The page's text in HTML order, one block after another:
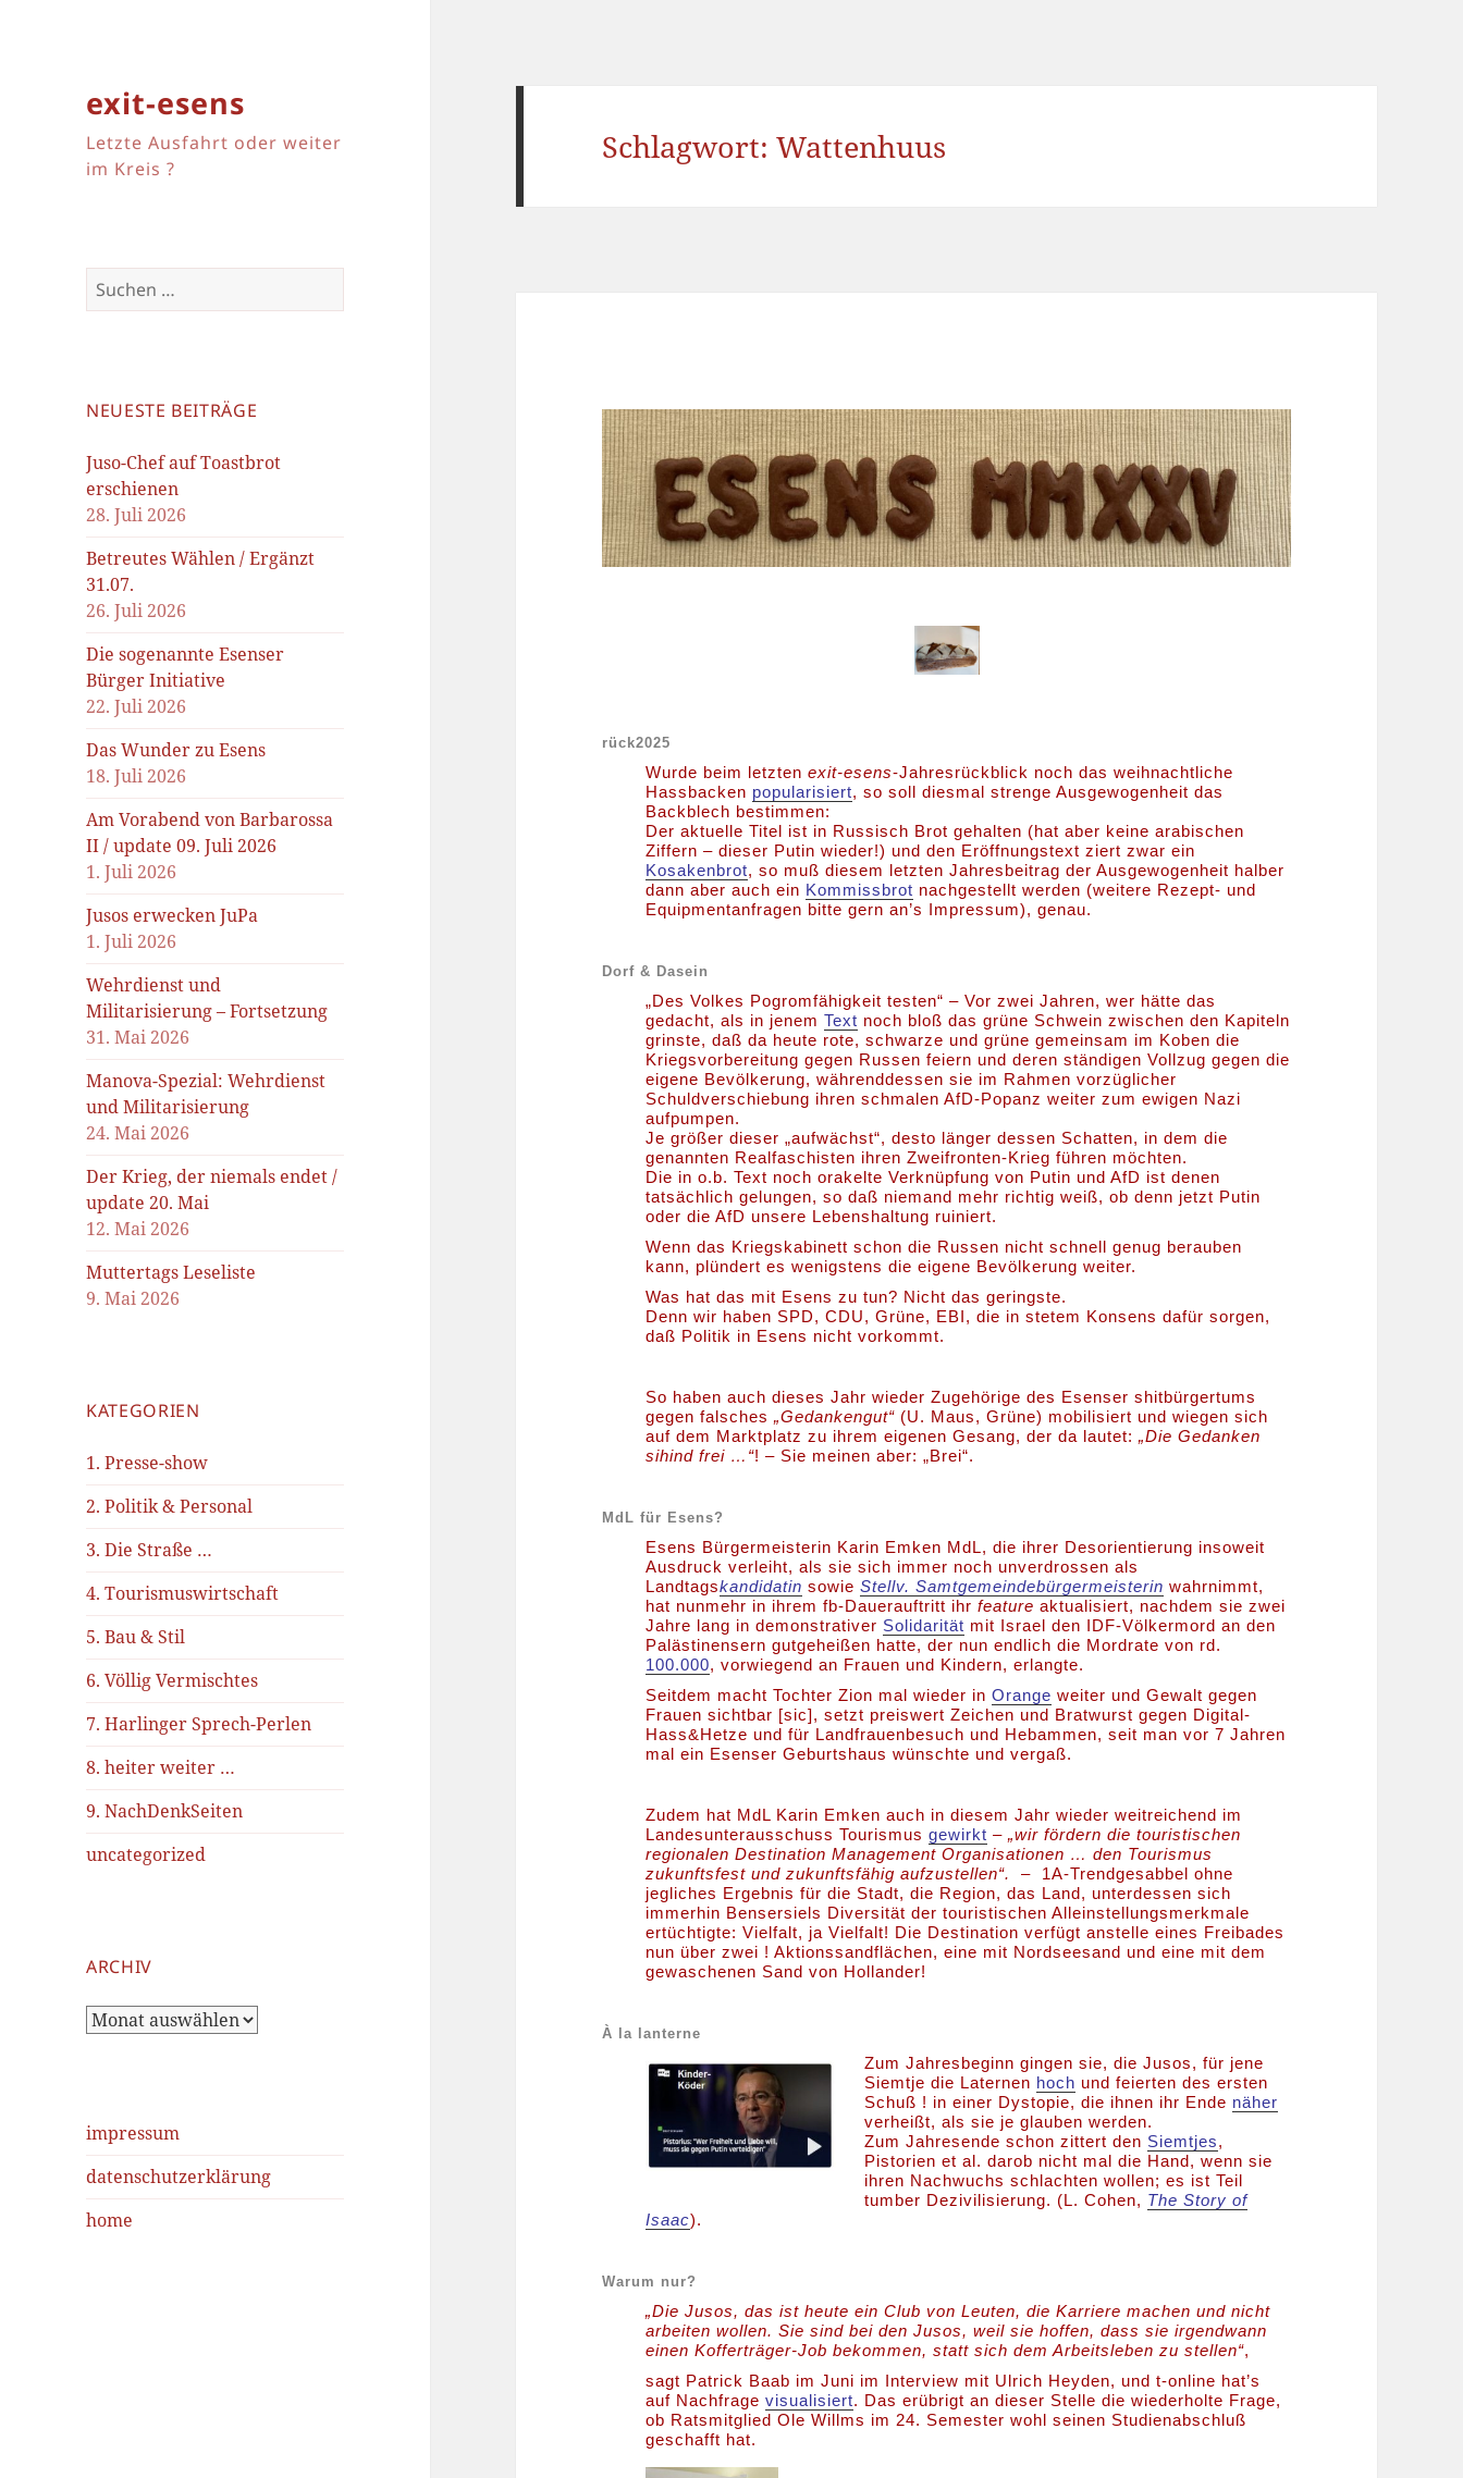
exit-esens
Letzte Ausfahrt oder weiter
im Kreis ?
Suchen
nach:
NEUESTE BEITRÄGE
Juso-Chef auf Toastbrot
erschienen
28. Juli 2026
Betreutes Wählen / Ergänzt
31.07.
26. Juli 2026
Die sogenannte Esenser
Bürger Initiative
22. Juli 2026
Das Wunder zu Esens
18. Juli 2026
Am Vorabend von Barbarossa
II / update 09. Juli 2026
1. Juli 2026
Jusos erwecken JuPa
1. Juli 2026
Wehrdienst und
Militarisierung – Fortsetzung
31. Mai 2026
Manova-Spezial: Wehrdienst
und Militarisierung
24. Mai 2026
Der Krieg, der niemals endet /
update 20. Mai
12. Mai 2026
Muttertags Leseliste
9. Mai 2026
KATEGORIEN
1. Presse-show
2. Politik & Personal
3. Die Straße …
4. Tourismuswirtschaft
5. Bau & Stil
6. Völlig Vermischtes
7. Harlinger Sprech-Perlen
8. heiter weiter …
9. NachDenkSeiten
uncategorized
ARCHIV
Archiv
impressum
datenschutzerklärung
home
Schlagwort:Wattenhuus
rück2025
Wurde beim letztenexit-esens-Jahresrückblick noch das weihnachtliche
Hassbacken popularisiert, so soll diesmal strenge Ausgewogenheit das
Backblech bestimmen:
Der aktuelle Titel ist in Russisch Brot gehalten (hat aber keine arabischen
Ziffern – dieser Putin wieder!) und den Eröffnungstext ziert zwar ein
Kosakenbrot, so muß diesem letzten Jahresbeitrag der Ausgewogenheit halber
dann aber auch ein Kommissbrot nachgestellt werden (weitere Rezept- und
Equipmentanfragen bitte gern an’s Impressum), genau.
Dorf & Dasein
„Des Volkes Pogromfähigkeit testen“ – Vor zwei Jahren, wer hätte das
gedacht, als in jenemText noch bloß das grüne Schwein zwischen den Kapiteln
grinste, daß da heute rote, schwarze und grüne gemeinsam im Koben die
Kriegsvorbereitung gegen Russen feiern und deren ständigen Vollzug gegen die
eigene Bevölkerung, währenddessen sie im Rahmen vorzüglicher
Schuldverschiebung ihren schmalen AfD-Popanz weiter zum ewigen Nazi
aufpumpen.
Je größer dieser „aufwächst“, desto länger dessen Schatten, in dem die
genannten Realfaschisten ihren Zweifronten-Krieg führen möchten.
Die in o.b. Text noch orakelte Verknüpfung von Putin und AfD ist denen
tatsächlich gelungen, so daß niemand mehr richtig weiß, ob denn jetzt Putin
oder die AfD unsere Lebenshaltung ruiniert.
Wenn das Kriegskabinett schon die Russen nicht schnell genug berauben
kann, plündert es wenigstens die eigene Bevölkerung weiter.
Was hat das mit Esens zu tun? Nicht das geringste.
Denn wir haben SPD, CDU, Grüne, EBI, die in stetem Konsens dafür sorgen,
daß Politik in Esens nicht vorkommt.
So haben auch dieses Jahr wieder Zugehörige des Esenser shitbürgertums
gegen falsches„Gedankengut“ (U. Maus, Grüne) mobilisiert und wiegen sich
auf dem Marktplatz zu ihrem eigenen Gesang, der da lautet:„Die Gedanken
sihind frei …“! – Sie meinen aber: „Brei“.
MdL für Esens?
Esens Bürgermeisterin Karin Emken MdL, die ihrer Desorientierung insoweit
Ausdruck verleiht, als sie sich immer noch unverdrossen als
Landtagskandidatin sowieStellv. Samtgemeindebürgermeisterin wahrnimmt,
hat nunmehr in ihrem fb-Dauerauftritt ihrfeature aktualisiert, nachdem sie zwei
Jahre lang in demonstrativer Solidarität mit Israel den IDF-Völkermord an den
Palästinensern gutgeheißen hatte, der nun endlich die Mordrate von rd.
100.000, vorwiegend an Frauen und Kindern, erlangte.
Seitdem macht Tochter Zion mal wieder inOrange weiter und Gewalt gegen
Frauen sichtbar [sic], setzt preiswert Zeichen und Bratwurst gegen Digital-
Hass&Hetze und für Landfrauenbesuch und Hebammen, seit man vor 7 Jahren
mal ein Esenser Geburtshaus wünschte und vergaß.
Zudem hat MdL Karin Emken auch in diesem Jahr wieder weitreichend im
Landesunterausschuss Tourismusgewirkt –„wir fördern die touristischen
regionalen Destination Management Organisationen … den Tourismus
zukunftsfest und zukunftsfähig aufzustellen“.
– 1A-Trendgesabbel ohne
jegliches Ergebnis für die Stadt, die Region, das Land, unterdessen sich
immerhin Bensersiels Diversität der touristischen Alleinstellungsmerkmale
ertüchtigte: Vielfalt, ja Vielfalt! Die Destination verfügt anstelle eines Freibades
nun über zwei ! Aktionssandflächen, eine mit Nordseesand und eine mit dem
gewaschenen Sand von Hollander!
À la lanterne
Zum Jahresbeginn gingen sie, die Jusos, für jene
Siemtje die Laternen hoch und feierten des ersten
Schuß ! in einer Dystopie, die ihnen ihr Ende näher
verheißt, als sie je glauben werden.
Zum Jahresende schon zittert den Siemtjes,
Pistorien et al. darob nicht mal die Hand, wenn sie
ihren Nachwuchs schlachten wollen; es ist Teil
tumber Dezivilisierung. (L. Cohen, The Story of
Isaac).
Warum nur?
„Die Jusos, das ist heute ein Club von Leuten, die Karriere machen und nicht
arbeiten wollen. Sie sind bei den Jusos, weil sie hoffen, dass sie irgendwann
einen Kofferträger-Job bekommen, statt sich dem Arbeitsleben zu stellen“,
sagt Patrick Baab im Juni im Interview mit Ulrich Heyden, und t-online hat’s
auf Nachfragevisualisiert. Das erübrigt an dieser Stelle die wiederholte Frage,
ob Ratsmitglied Ole Willms im 24. Semester wohl seinen Studienabschluß
geschafft hat.